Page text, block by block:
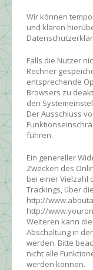
Wir können
und klären
Falls die Nutzer
Rechner
entsprechende
Browsers zu
den
Der Ausschluss
führen.
Ein genereller
Zwecken des
bei einer Vielzahl
Trackings, über
http://
http://
Weiteren kann
Abschaltung in
werden. Bitte
nicht alle
werden können.